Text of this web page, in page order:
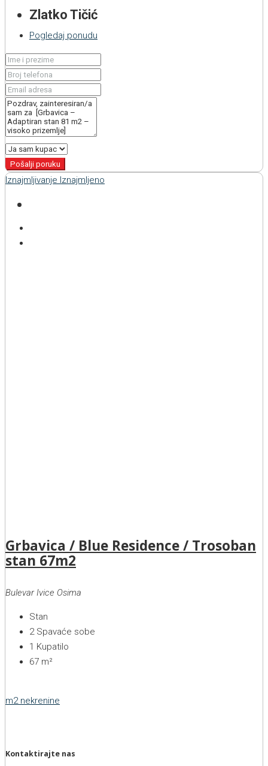
Zlatko Tičić
Pogledaj ponudu
Pošalji poruku
Iznajmljivanje Iznajmljeno
Grbavica / Blue Residence / Trosoban
stan 67m2
Bulevar Ivice Osima
Stan
2 Spavaće sobe
1 Kupatilo
67 m²
m2 nekrenine
Kontaktirajte nas